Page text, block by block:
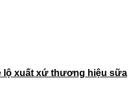
lộ xuất xứ thương hiệu sữa